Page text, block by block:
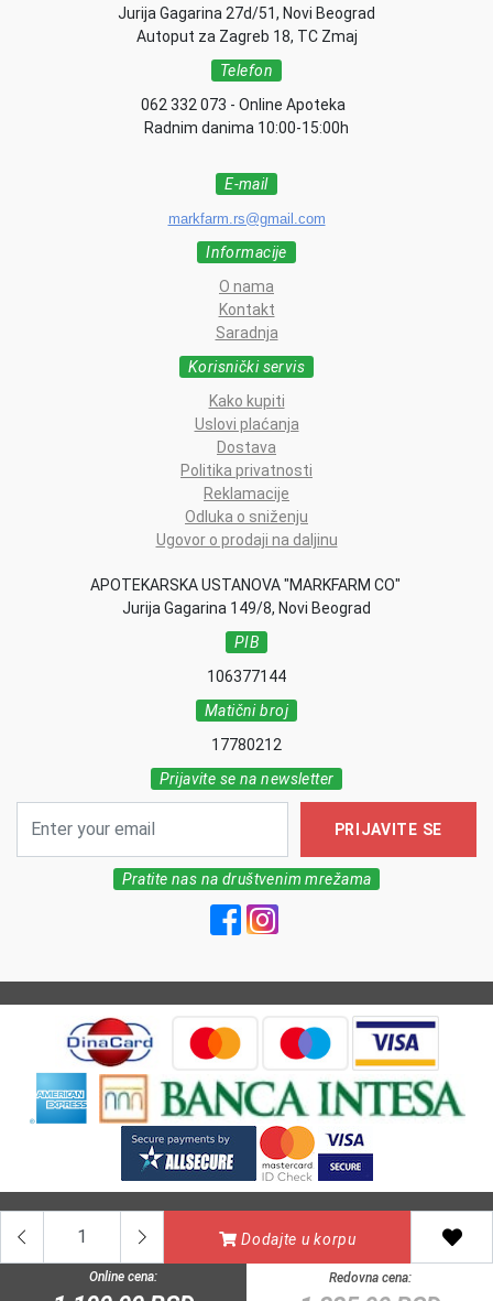
Dodajte u korpu
Online cena: Redovna cena:
Jurija Gagarina 27d/51, Novi Beograd
Autoput za Zagreb 18, TC Zmaj
Telefon
062 332 073 - Online Apoteka
Radnim danima 10:00-15:00h
E-mail
markfarm.rs@gmail.com
Informacije
O nama
Kontakt
Saradnja
Korisnički servis
Kako kupiti
Uslovi plaćanja
Dostava
Politika privatnosti
Reklamacije
Odluka o sniženju
Ugovor o prodaji na daljinu
APOTEKARSKA USTANOVA "MARKFARM CO"
Jurija Gagarina 149/8, Novi Beograd
PIB
106377144
Matični broj
17780212
Prijavite se na newsletter
PRIJAVITE SE
Pratite nas na društvenim mrežama